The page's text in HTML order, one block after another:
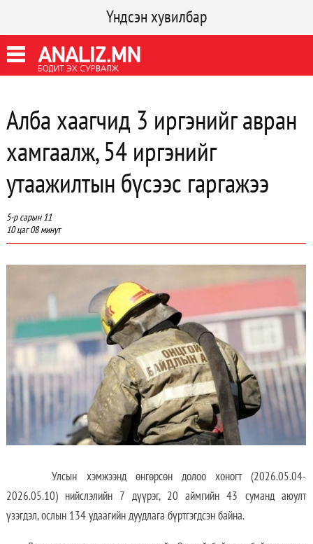
Үндсэн хувилбар
Алба хаагчид 3 иргэнийг авран
хамгаалж, 54 иргэнийг
утаажилтын бүсээс гаргажээ
5-р сарын 11
10 цаг 08 минут
Улсын хэмжээнд өнгөрсөн долоо хоногт (2026.05.04-
2026.05.10) нийслэлийн 7 дүүрэг, 20 аймгийн 43 суманд аюулт
үзэгдэл, ослын 134 удаагийн дуудлага бүртгэгдсэн байна.